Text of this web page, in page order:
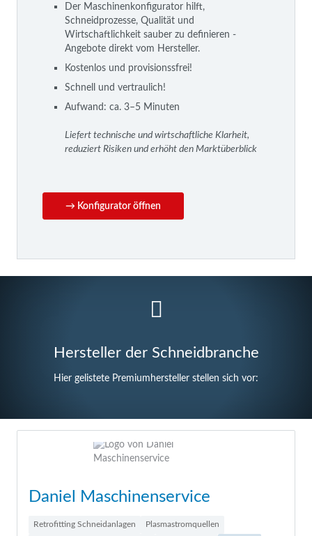
Der Maschinenkonfigurator hilft,
Schneidprozesse, Qualität und
Wirtschaftlichkeit sauber zu definieren -
Angebote direkt vom Hersteller.
Kostenlos und provisionssfrei!
Schnell und vertraulich!
Aufwand: ca. 3–5 Minuten
Liefert technische und wirtschaftliche Klarheit,
reduziert Risiken und erhöht den Marktüberblick
→ Konfigurator öffnen
Hersteller der Schneidbranche
Hier gelistete Premiumhersteller stellen sich vor:
Daniel Maschinenservice
Retrofitting Schneidanlagen Plasmastromquellen